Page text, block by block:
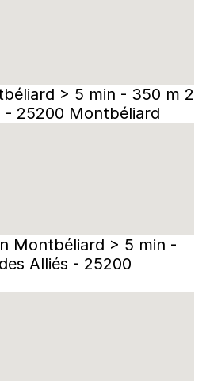
> 5 min - 350 m 2
- 25200 Montbéliard
Montbéliard > 5 min -
Alliés - 25200